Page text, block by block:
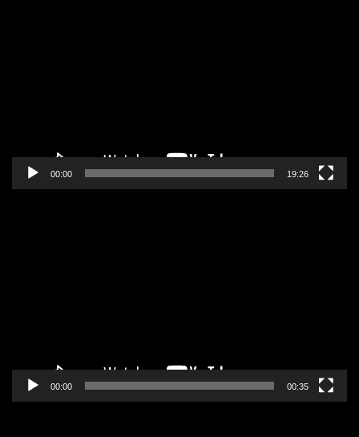
00:00 19:26
00:00 00:35